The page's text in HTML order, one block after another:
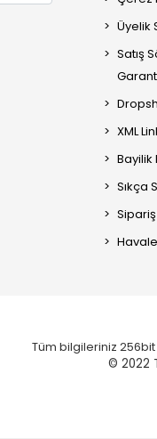
Üyelik
Satış
XML
Sıkça
Tüm bilgileriniz 256bit
© 2022